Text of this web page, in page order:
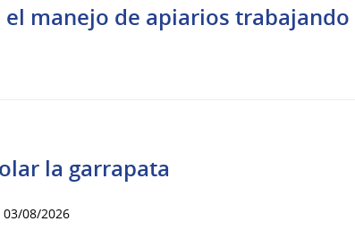
el manejo de apiarios
la garrapata
03/08/2026